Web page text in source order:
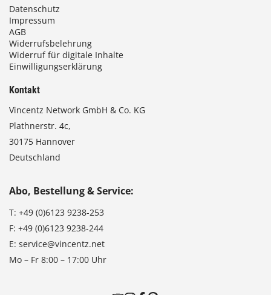
Datenschutz
Impressum
AGB
Widerrufsbelehrung
Widerruf für digitale Inhalte
Einwilligungserklärung
Kontakt
Vincentz Network GmbH & Co. KG
Plathnerstr. 4c,
30175 Hannover
Deutschland
Abo, Bestellung & Service:
T: +49 (0)6123 9238-253
F: +49 (0)6123 9238-244
E: service@vincentz.net
Mo – Fr 8:00 – 17:00 Uhr